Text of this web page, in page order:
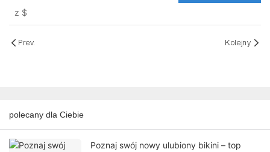
z $
Prev. Kolejny
polecany dla Ciebie
Poznaj swój nowy ulubiony bikini – top